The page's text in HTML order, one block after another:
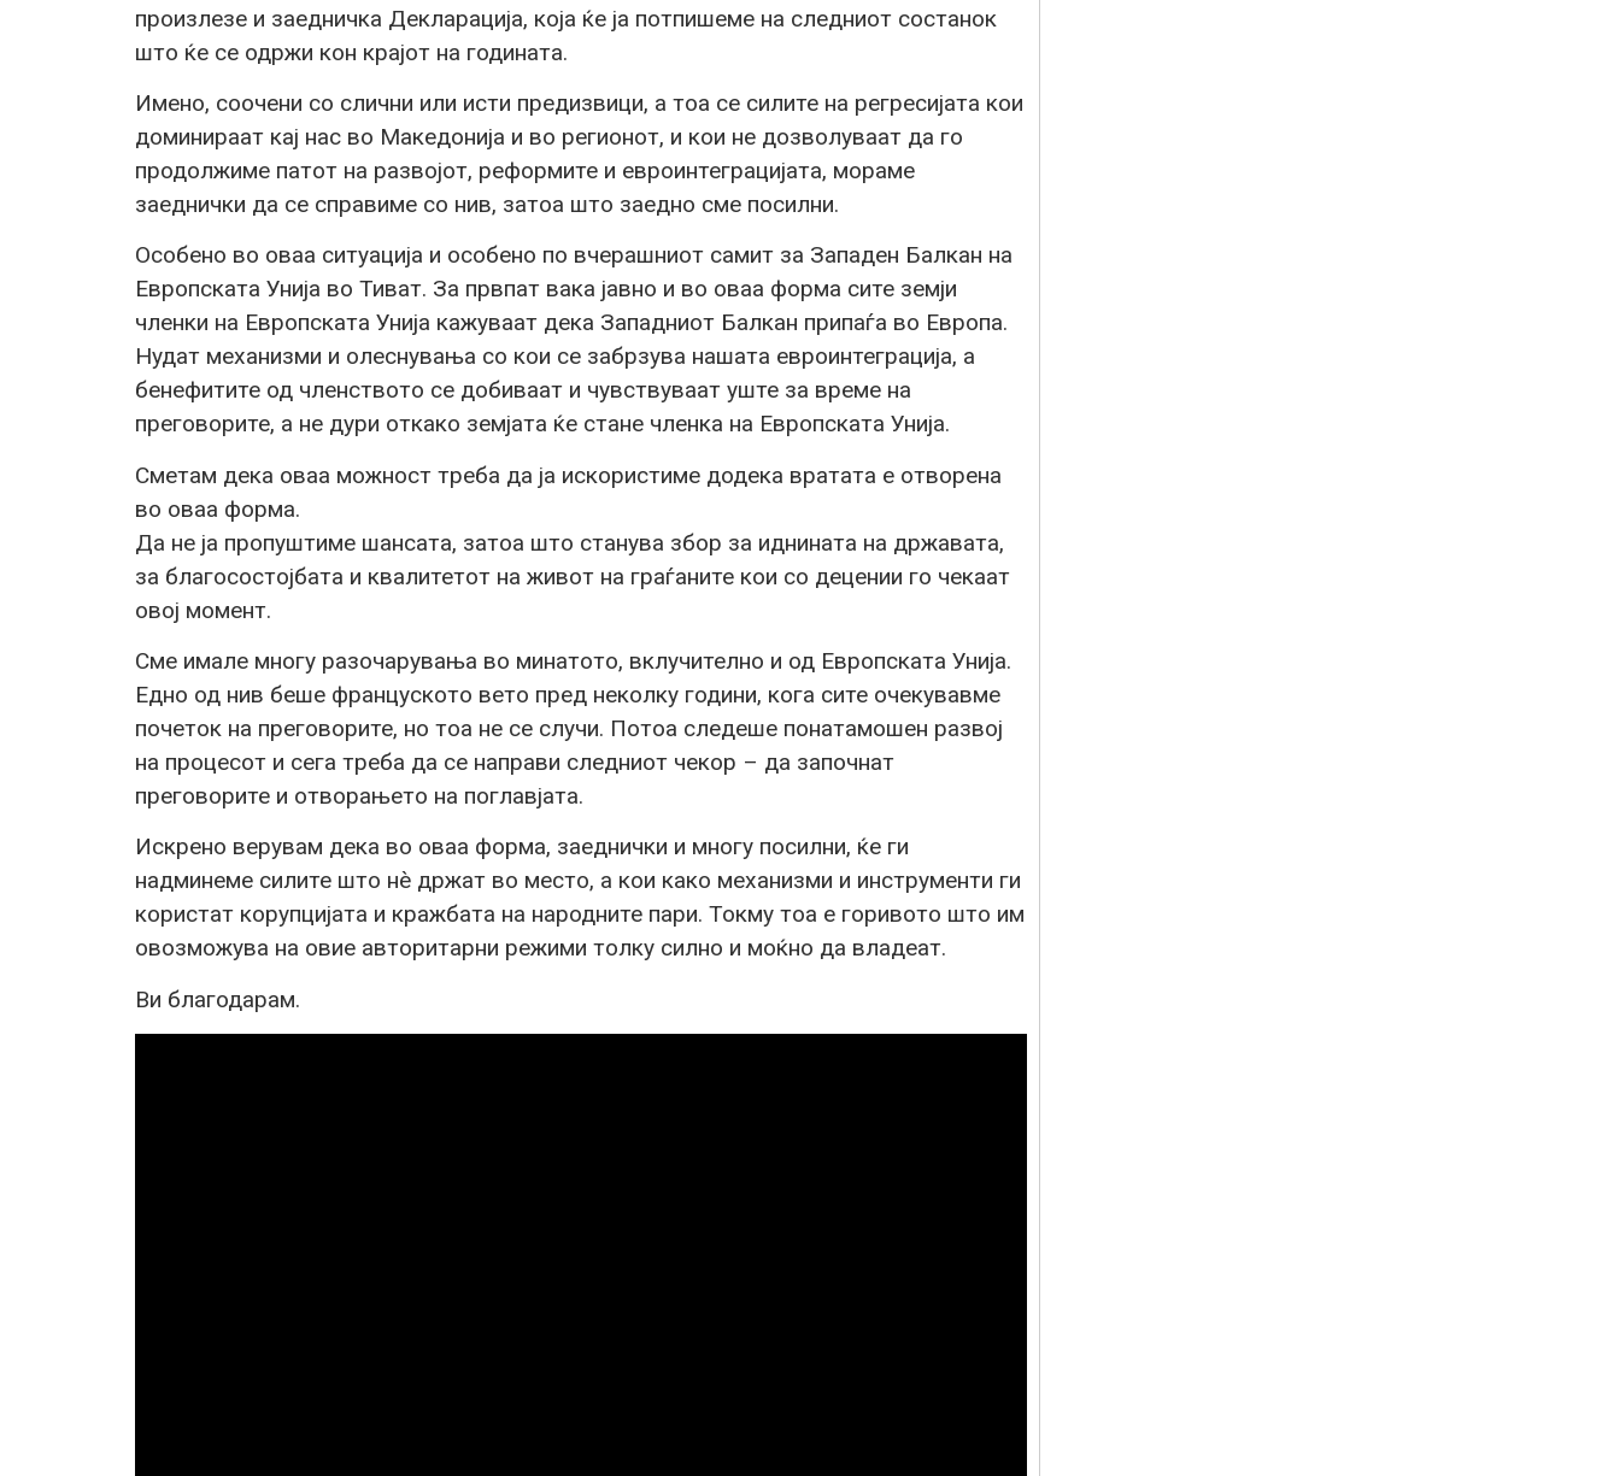
произлезе и заедничка Декларација, која ќе ја потпишеме на следниот состанок
што ќе се одржи кон крајот на годината.
Имено, соочени со слични или исти предизвици, а тоа се силите на регресијата кои
доминираат кај нас во Македонија и во регионот, и кои не дозволуваат да го
продолжиме патот на развојот, реформите и евроинтеграцијата, мораме
заеднички да се справиме со нив, затоа што заедно сме посилни.
Особено во оваа ситуација и особено по вчерашниот самит за Западен Балкан на
Европската Унија во Тиват. За првпат вака јавно и во оваа форма сите земји
членки на Европската Унија кажуваат дека Западниот Балкан припаѓа во Европа.
Нудат механизми и олеснувања со кои се забрзува нашата евроинтеграција, а
бенефитите од членството се добиваат и чувствуваат уште за време на
преговорите, а не дури откако земјата ќе стане членка на Европската Унија.
Сметам дека оваа можност треба да ја искористиме додека вратата е отворена
во оваа форма.
Да не ја пропуштиме шансата, затоа што станува збор за иднината на државата,
за благосостојбата и квалитетот на живот на граѓаните кои со децении го чекаат
овој момент.
Сме имале многу разочарувања во минатото, вклучително и од Европската Унија.
Едно од нив беше француското вето пред неколку години, кога сите очекувавме
почеток на преговорите, но тоа не се случи. Потоа следеше понатамошен развој
на процесот и сега треба да се направи следниот чекор – да започнат
преговорите и отворањето на поглавјата.
Искрено верувам дека во оваа форма, заеднички и многу посилни, ќе ги
надминеме силите што нè држат во место, а кои како механизми и инструменти ги
користат корупцијата и кражбата на народните пари. Токму тоа е горивото што им
овозможува на овие авторитарни режими толку силно и моќно да владеат.
Ви благодарам.